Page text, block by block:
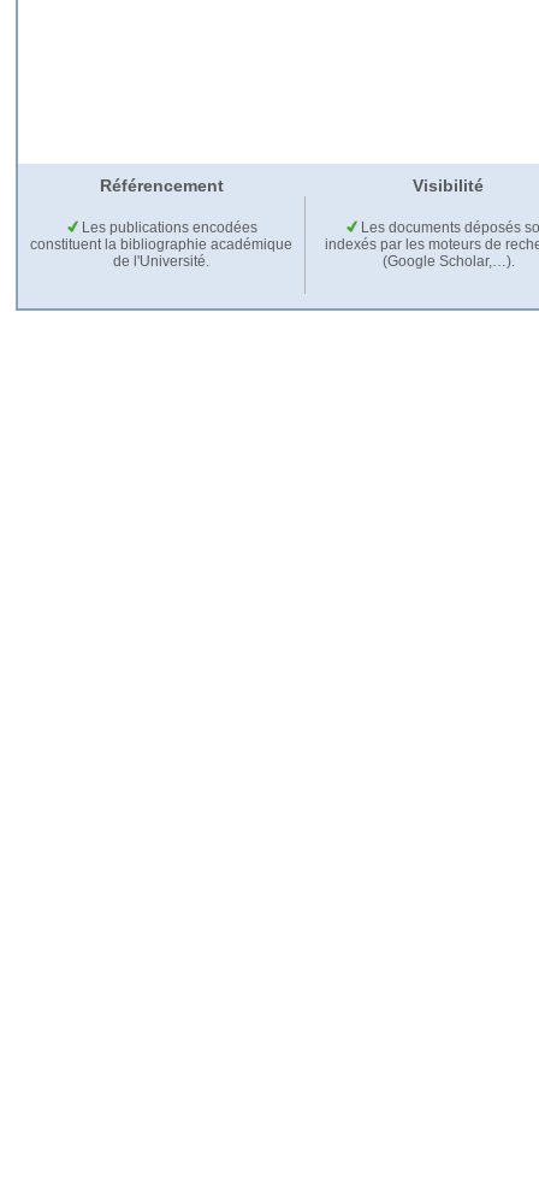
Référencement Visibilité
Les publications encodées
constituent la bibliographie académique
de l'Université.
Les documents déposés
indexés par les moteurs de
(Google Scholar,…).